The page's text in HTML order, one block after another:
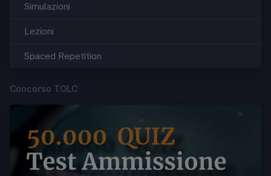
Simulazioni
Lezioni
Spaced Repetition
Concorso TOLC